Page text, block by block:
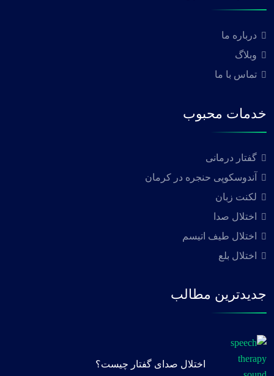
درباره ما
وبلاگ
تماس با ما
خدمات محبوب
گفتار درمانی
آندوسکوپی حنجره در کرمان
لکنت زبان
اختلال صدا
اختلال طیف اتیسم
اختلال بلع
جدیدترین مطالب
اختلال صدای گفتار چیست؟